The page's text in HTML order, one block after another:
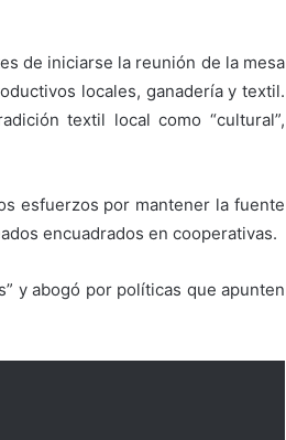
de iniciarse la reunión de la mesa
locales, ganadería y textil.
textil local como “cultural”,
esfuerzos por mantener la fuente
encuadrados en cooperativas.
y abogó por políticas que apunten